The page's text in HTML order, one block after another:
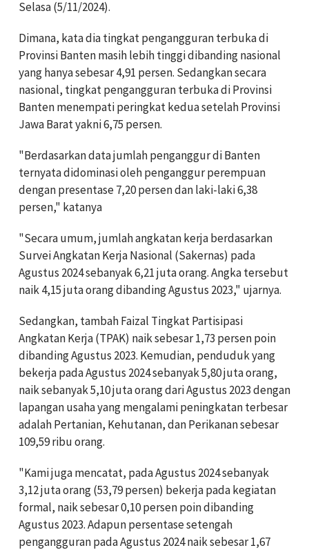
Selasa (5/11/2024).
Dimana, kata dia tingkat pengangguran terbuka di
Provinsi Banten masih lebih tinggi dibanding nasional
yang hanya sebesar 4,91 persen. Sedangkan secara
nasional, tingkat pengangguran terbuka di Provinsi
Banten menempati peringkat kedua setelah Provinsi
Jawa Barat yakni 6,75 persen.
"Berdasarkan data jumlah penganggur di Banten
ternyata didominasi oleh penganggur perempuan
dengan presentase 7,20 persen dan laki-laki 6,38
persen," katanya
"Secara umum, jumlah angkatan kerja berdasarkan
Survei Angkatan Kerja Nasional (Sakernas) pada
Agustus 2024 sebanyak 6,21 juta orang. Angka tersebut
naik 4,15 juta orang dibanding Agustus 2023," ujarnya.
Sedangkan, tambah Faizal Tingkat Partisipasi
Angkatan Kerja (TPAK) naik sebesar 1,73 persen poin
dibanding Agustus 2023. Kemudian, penduduk yang
bekerja pada Agustus 2024 sebanyak 5,80 juta orang,
naik sebanyak 5,10 juta orang dari Agustus 2023 dengan
lapangan usaha yang mengalami peningkatan terbesar
adalah Pertanian, Kehutanan, dan Perikanan sebesar
109,59 ribu orang.
"Kami juga mencatat, pada Agustus 2024 sebanyak
3,12 juta orang (53,79 persen) bekerja pada kegiatan
formal, naik sebesar 0,10 persen poin dibanding
Agustus 2023. Adapun persentase setengah
pengangguran pada Agustus 2024 naik sebesar 1,67